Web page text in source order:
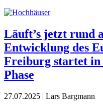
Läuft’s jetzt rund
Entwicklung des
Freiburg startet in
Phase
27.07.2025 | Lars Bargmann